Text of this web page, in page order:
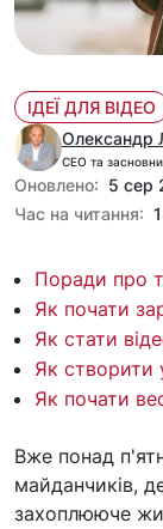
ІДЕЇ ДЛЯ ВІДЕО
Олександр
CEO та
Оновлено: 5 сер
Час на читання:
Поради про
Як почати
Як стати
Як створити
Як почати
Вже понад
майданчиків,
захоплююче